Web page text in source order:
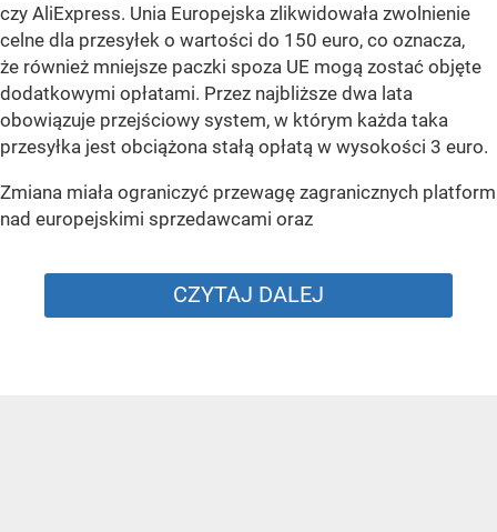
czy AliExpress. Unia Europejska zlikwidowała zwolnienie
celne dla przesyłek o wartości do 150 euro, co oznacza,
że również mniejsze paczki spoza UE mogą zostać objęte
dodatkowymi opłatami. Przez najbliższe dwa lata
obowiązuje przejściowy system, w którym każda taka
przesyłka jest obciążona stałą opłatą w wysokości 3 euro.
Zmiana miała ograniczyć przewagę zagranicznych platform
nad europejskimi sprzedawcami oraz
CZYTAJ DALEJ